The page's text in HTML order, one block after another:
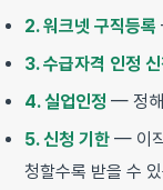
2. 워크넷 구직등록
3. 수급자격 인정
4. 실업인정 — 정해
5. 신청 기한 — 이
청할수록 받을 수